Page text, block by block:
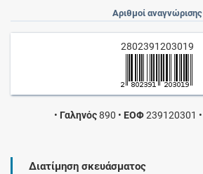
Αριθμοί αναγνώρισης
2802391203019
• Γαληνός890 • ΕΟΦ239120301 •
Διατίμηση σκευάσματος